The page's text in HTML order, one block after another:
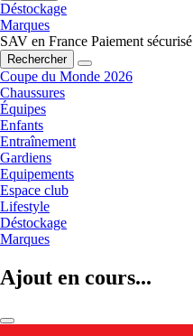
Déstockage
Marques
SAV en France Paiement sécurisé
Rechercher
Coupe du Monde 2026
Chaussures
Équipes
Enfants
Entraînement
Gardiens
Equipements
Espace club
Lifestyle
Déstockage
Marques
Ajout en cours...